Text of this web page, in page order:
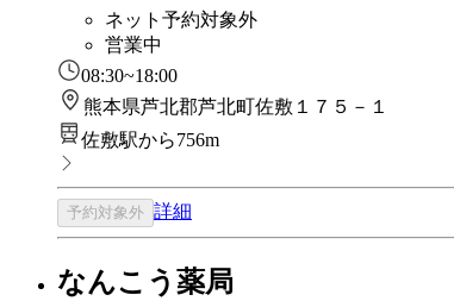
ネット予約対象外
営業中
08:30~18:00
熊本県芦北郡芦北町佐敷１７５－１
佐敷駅から756m
予約対象外 詳細
なんこう薬局